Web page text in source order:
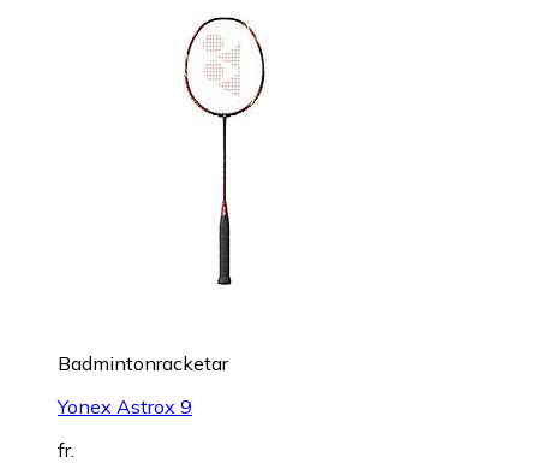
Badmintonracketar
Yonex Astrox 9
fr.